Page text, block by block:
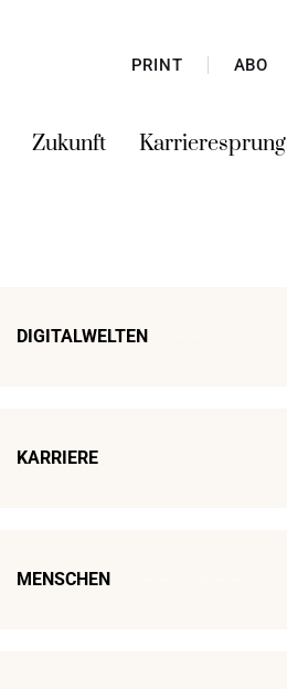
PRINT ABO
Zukunft Karrieresprung
DIGITALWELTEN
KARRIERE
MENSCHEN